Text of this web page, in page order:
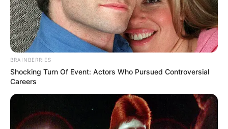
BRAINBERRIES
Shocking Turn Of Event: Actors Who Pursued Controversial
Careers